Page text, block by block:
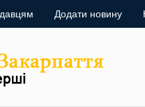
Додати новину